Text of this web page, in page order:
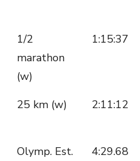
1/2
marathon
(w)
1:15:37
25 km (w) 2:11:12
Olymp. Est.
4:29.68